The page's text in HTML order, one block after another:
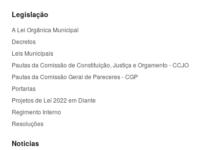
Legislação
A Lei Orgânica Municipal
Decretos
Leis Municipais
Pautas da Comissão de Constituição, Justiça e Orgamento - CCJO
Pautas da Comissão Geral de Pareceres - CGP
Portarias
Projetos de Lei 2022 em Diante
Regimento Interno
Resoluções
Noticias